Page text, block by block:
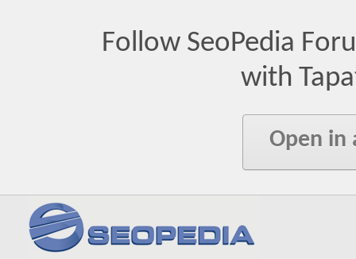
Follow SeoPedia
with
Open in